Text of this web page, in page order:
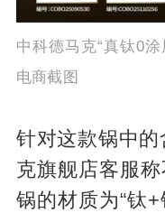
中科德马克“真钛0涂
电商截图
针对这款锅中
克旗舰店客服
锅的材质为“钛